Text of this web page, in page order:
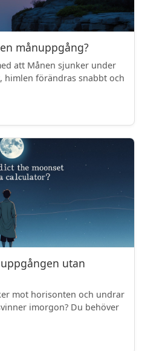
månuppgång?
att Månen sjunker under
himlen förändras snabbt och
utan
mot horisonten och undrar
imorgon? Du behöver